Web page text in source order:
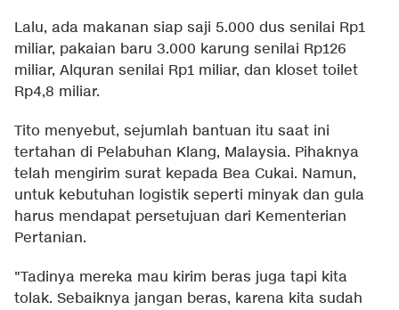
Lalu, ada makanan siap saji 5.000 dus senilai Rp1
miliar, pakaian baru 3.000 karung senilai Rp126
miliar, Alquran senilai Rp1 miliar, dan kloset toilet
Rp4,8 miliar.
Tito menyebut, sejumlah bantuan itu saat ini
tertahan di Pelabuhan Klang, Malaysia. Pihaknya
telah mengirim surat kepada Bea Cukai. Namun,
untuk kebutuhan logistik seperti minyak dan gula
harus mendapat persetujuan dari Kementerian
Pertanian.
"Tadinya mereka mau kirim beras juga tapi kita
tolak. Sebaiknya jangan beras, karena kita sudah